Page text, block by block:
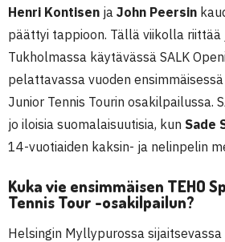
Henri Kontisen ja John Peersin
päättyi tappioon. Tällä viikolla
Tukholmassa käytävässä SALK
pelattavassa vuoden
Junior Tennis Tourin osakilpailussa.
jo iloisia suomalaisuutisia, kun Sade
14-vuotiaiden kaksin- ja nelinpelin
Kuka vie ensimmäisen TEHO
Tennis Tour -osakilpailun?
Helsingin Myllypurossa sijaitsevassa